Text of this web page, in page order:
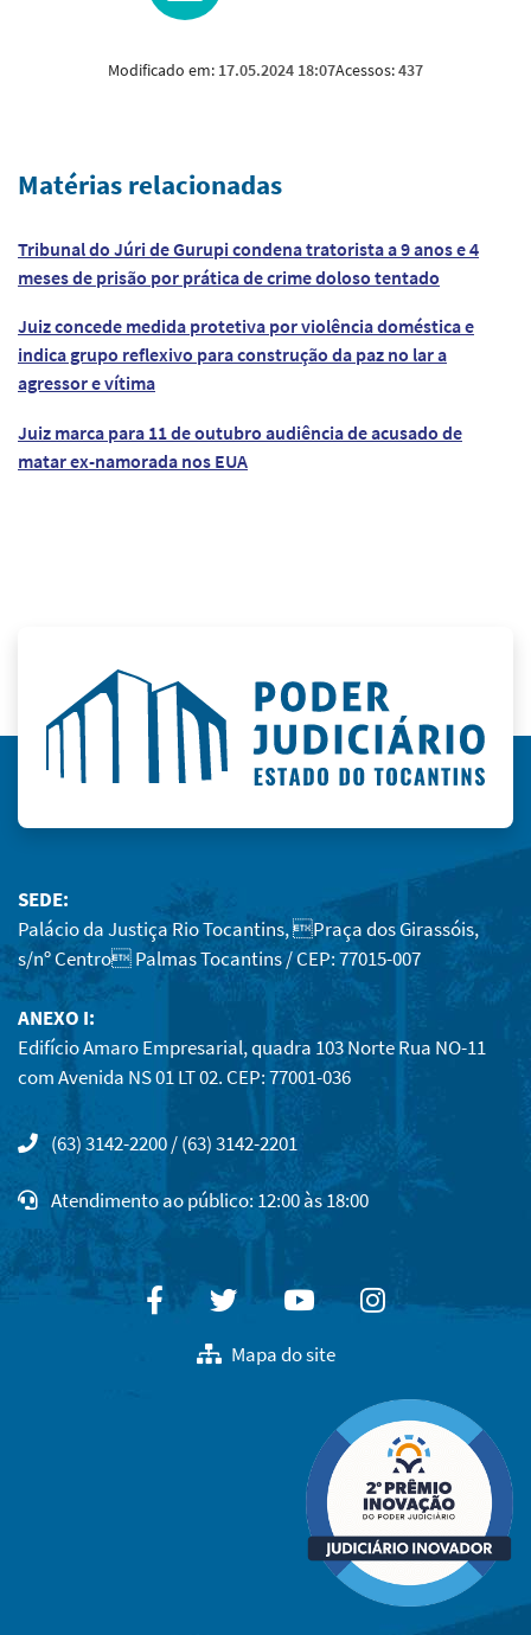
Modificado em: 17.05.2024 18:07Acessos:437
Matérias relacionadas
Tribunal do Júri de Gurupi condena tratorista a 9 anos e 4
meses de prisão por prática de crime doloso tentado
Juiz concede medida protetiva por violência doméstica e
indica grupo reflexivo para construção da paz no lar a
agressor e vítima
Juiz marca para 11 de outubro audiência de acusado de
matar ex-namorada nos EUA
SEDE:
Palácio da Justiça Rio Tocantins, Praça dos Girassóis,
s/nº Centro Palmas Tocantins / CEP: 77015-007
ANEXO I:
Edifício Amaro Empresarial, quadra 103 Norte Rua NO-11
com Avenida NS 01 LT 02. CEP: 77001-036
(63) 3142-2200 / (63) 3142-2201
Atendimento ao público: 12:00 às 18:00
FacebookTwitterYoutubeInstagram
Mapa do site